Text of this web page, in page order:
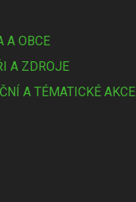
A OBCE
A ZDROJE
A TÉMATICKÉ AKCE